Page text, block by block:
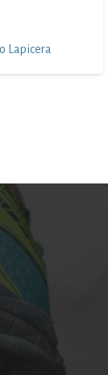
Lapicera